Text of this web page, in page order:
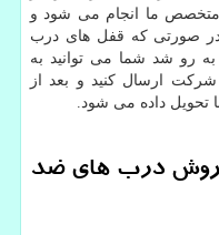
متخصص ما انجام می شود و
در صورتی که قفل های درب
رو شد شما می توانید به
ارسال کنید و بعد از
داده می شود.
فروش درب های ضد